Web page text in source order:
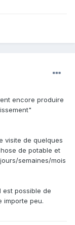
encore produire
visite de quelques
de potable et
semaines/mois
possible de
importe peu.